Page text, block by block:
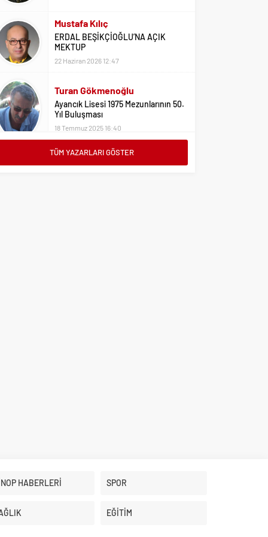
Mustafa Kılıç
ERDAL BEŞİKÇİOĞLU’NA AÇIK
MEKTUP
22 Haziran 2026 12:47
Turan Gökmenoğlu
Ayancık Lisesi 1975 Mezunlarının 50.
Yıl Buluşması
18 Temmuz 2025 16:40
Adil Yıldız
TÜM YAZARLARI GÖSTER
HABERLERİ SPOR
EĞİTİM